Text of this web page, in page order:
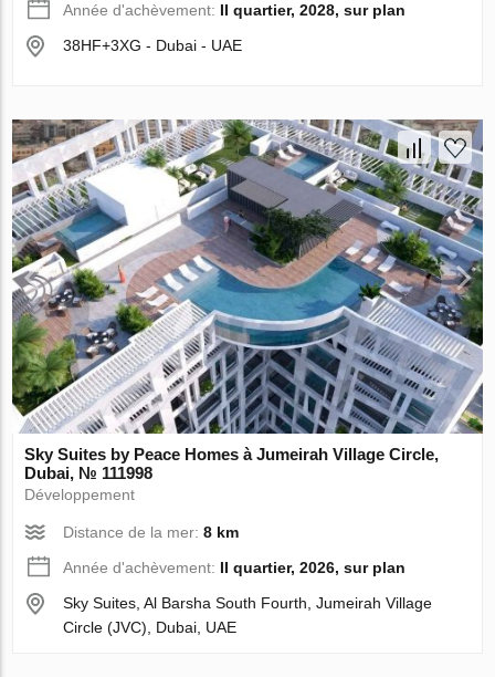
Année d'achèvement: II quartier, 2028, sur plan
38HF+3XG - Dubai - UAE
Sky Suites by Peace Homes à Jumeirah Village Circle,
Dubai, № 111998
Développement
Distance de la mer:8 km
Année d'achèvement: II quartier, 2026, sur plan
Sky Suites, Al Barsha South Fourth, Jumeirah Village
Circle (JVC), Dubai, UAE